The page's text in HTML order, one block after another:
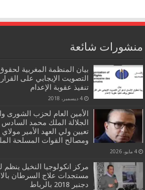
منشورات شائعة
بيان المنظمة المغربية
التصويت الإيجابي على
تنفيذ عقوبة الإعدام
4 ديسمبر، 2018
الأمين العام لحزب الشورى
الجلالة الملك محمد السادس
تعيين ولي العهد الأمير
ومصالح القوات المسلحة
4 مايو، 2026
مركز انكولوجيا النخيل
دجنبر 2018 بالرباط